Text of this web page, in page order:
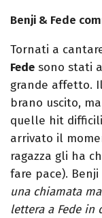
Benji & Fede
Tornati a
Fede sono stati
grande affetto.
brano uscito,
quelle hit
arrivato il
ragazza gli ha
fare pace).
una chiamata
lettera a Fede